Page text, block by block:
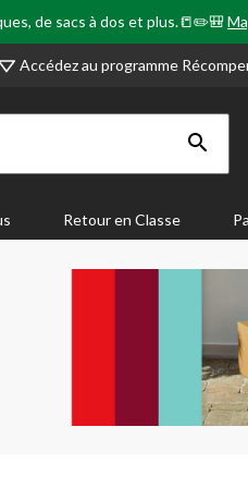
de sacs à dos et plus.📒✏️🎒
Accédez au programme
Retour en Classe